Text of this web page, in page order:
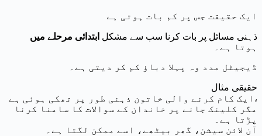
ایک حقیقت جس پر کم بات ہوتی ہے
ذہنی مسائل پر بات کرنا سب سے مشکل ابتدائی مرحلے میں
ہوتا ہے۔
ڈیجیٹل مدد وہ پہلا دباؤ کم کر دیتی ہے۔
حقیقی مثال
ایک کام کرنے والی خاتون ذہنی طور پر تھکی ہوئی ہے،
مگر کلینک جانے پر خاندان کے سوالات کا سامنا کرنا
پڑتا ہے۔
آن لائن سیشن، گھر بیٹھے، اسے ممکن لگتا ہے۔